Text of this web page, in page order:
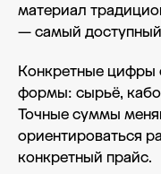
материал
— самый
Конкретные цифры
формы: сырьё,
Точные суммы
ориентироваться
конкретный прайс.